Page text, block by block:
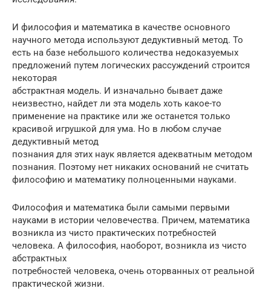
И философия и математика в качестве основного
научного метода используют дедуктивный метод. То
есть на базе небольшого количества недоказуемых
предложений путем логических рассуждений строится
некоторая
абстрактная модель. И изначально бывает даже
неизвестно, найдет ли эта модель хоть какое-то
применение на практике или же останется только
красивой игрушкой для ума. Но в любом случае
дедуктивный метод
познания для этих наук является адекватным методом
познания. Поэтому нет никаких оснований не считать
философию и математику полноценными науками.
Философия и математика были самыми первыми
науками в истории человечества. Причем, математика
возникла из чисто практических потребностей
человека. А философия, наоборот, возникла из чисто
абстрактных
потребностей человека, очень оторванных от реальной
практической жизни.